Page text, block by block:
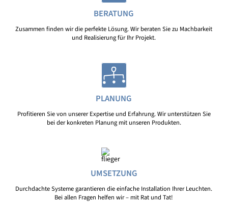
BERATUNG
Zusammen finden wir die perfekte Lösung. Wir beraten Sie zu Machbarkeit
und Realisierung für Ihr Projekt.
PLANUNG
Profitieren Sie von unserer Expertise und Erfahrung. Wir unterstützen Sie
bei der konkreten Planung mit unseren Produkten.
UMSETZUNG
Durchdachte Systeme garantieren die einfache Installation Ihrer Leuchten.
Bei allen Fragen helfen wir – mit Rat und Tat!